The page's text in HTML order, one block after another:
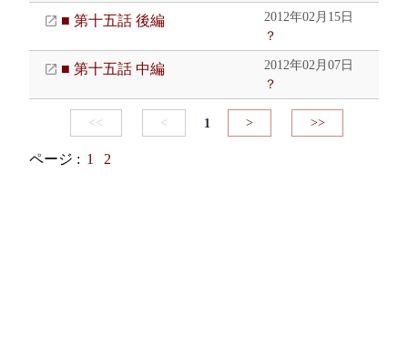
■ 第十五話 後編
2012年02月15日
？
■ 第十五話 中編
2012年02月07日
？
<< < 1 > >>
ページ : 1 2